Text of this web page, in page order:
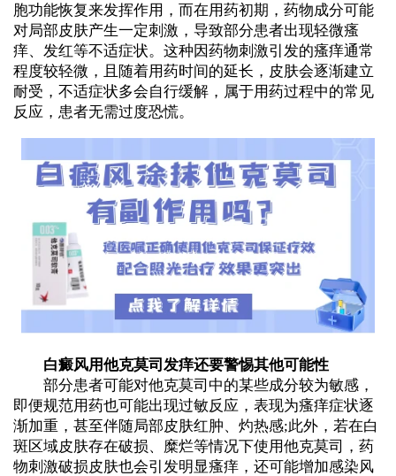
胞功能恢复来发挥作用，而在用药初期，药物成分可能
对局部皮肤产生一定刺激，导致部分患者出现轻微瘙
痒、发红等不适症状。这种因药物刺激引发的瘙痒通常
程度较轻微，且随着用药时间的延长，皮肤会逐渐建立
耐受，不适症状多会自行缓解，属于用药过程中的常见
反应，患者无需过度恐慌。
白癜风用他克莫司发痒还要警惕其他可能性
部分患者可能对他克莫司中的某些成分较为敏感，
即便规范用药也可能出现过敏反应，表现为瘙痒症状逐
渐加重，甚至伴随局部皮肤红肿、灼热感;此外，若在白
斑区域皮肤存在破损、糜烂等情况下使用他克莫司，药
物刺激破损皮肤也会引发明显瘙痒，还可能增加感染风